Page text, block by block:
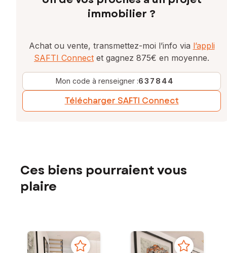
immobilier ?
Achat ou vente, transmettez-moi l’info via l’appli
SAFTI Connect et gagnez 875€ en moyenne.
Mon code à renseigner :637844
Télécharger SAFTI Connect
Ces biens pourraient vous
plaire